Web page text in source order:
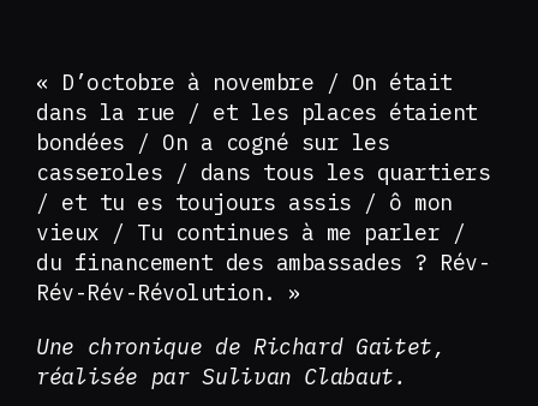
« D’octobre à novembre / On était
dans la rue / et les places étaient
bondées / On a cogné sur les
casseroles / dans tous les quartiers
/ et tu es toujours assis / ô mon
vieux / Tu continues à me parler /
du financement des ambassades ? Rév-
Rév-Rév-Révolution. »
Une chronique de Richard Gaitet,
réalisée par Sulivan Clabaut.